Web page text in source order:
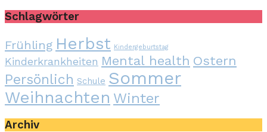
Schlagwörter
Frühling Herbst Kindergeburtstag
Kinderkrankheiten Mental health Ostern
Persönlich Schule Sommer
Weihnachten Winter
Archiv